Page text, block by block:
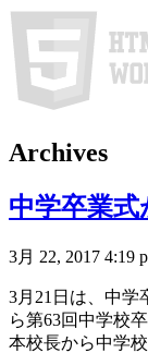
Archives
中学卒業式
3月 22, 2017 4:19
3月21日は、中学
ら第63回中学校
本校長から中学